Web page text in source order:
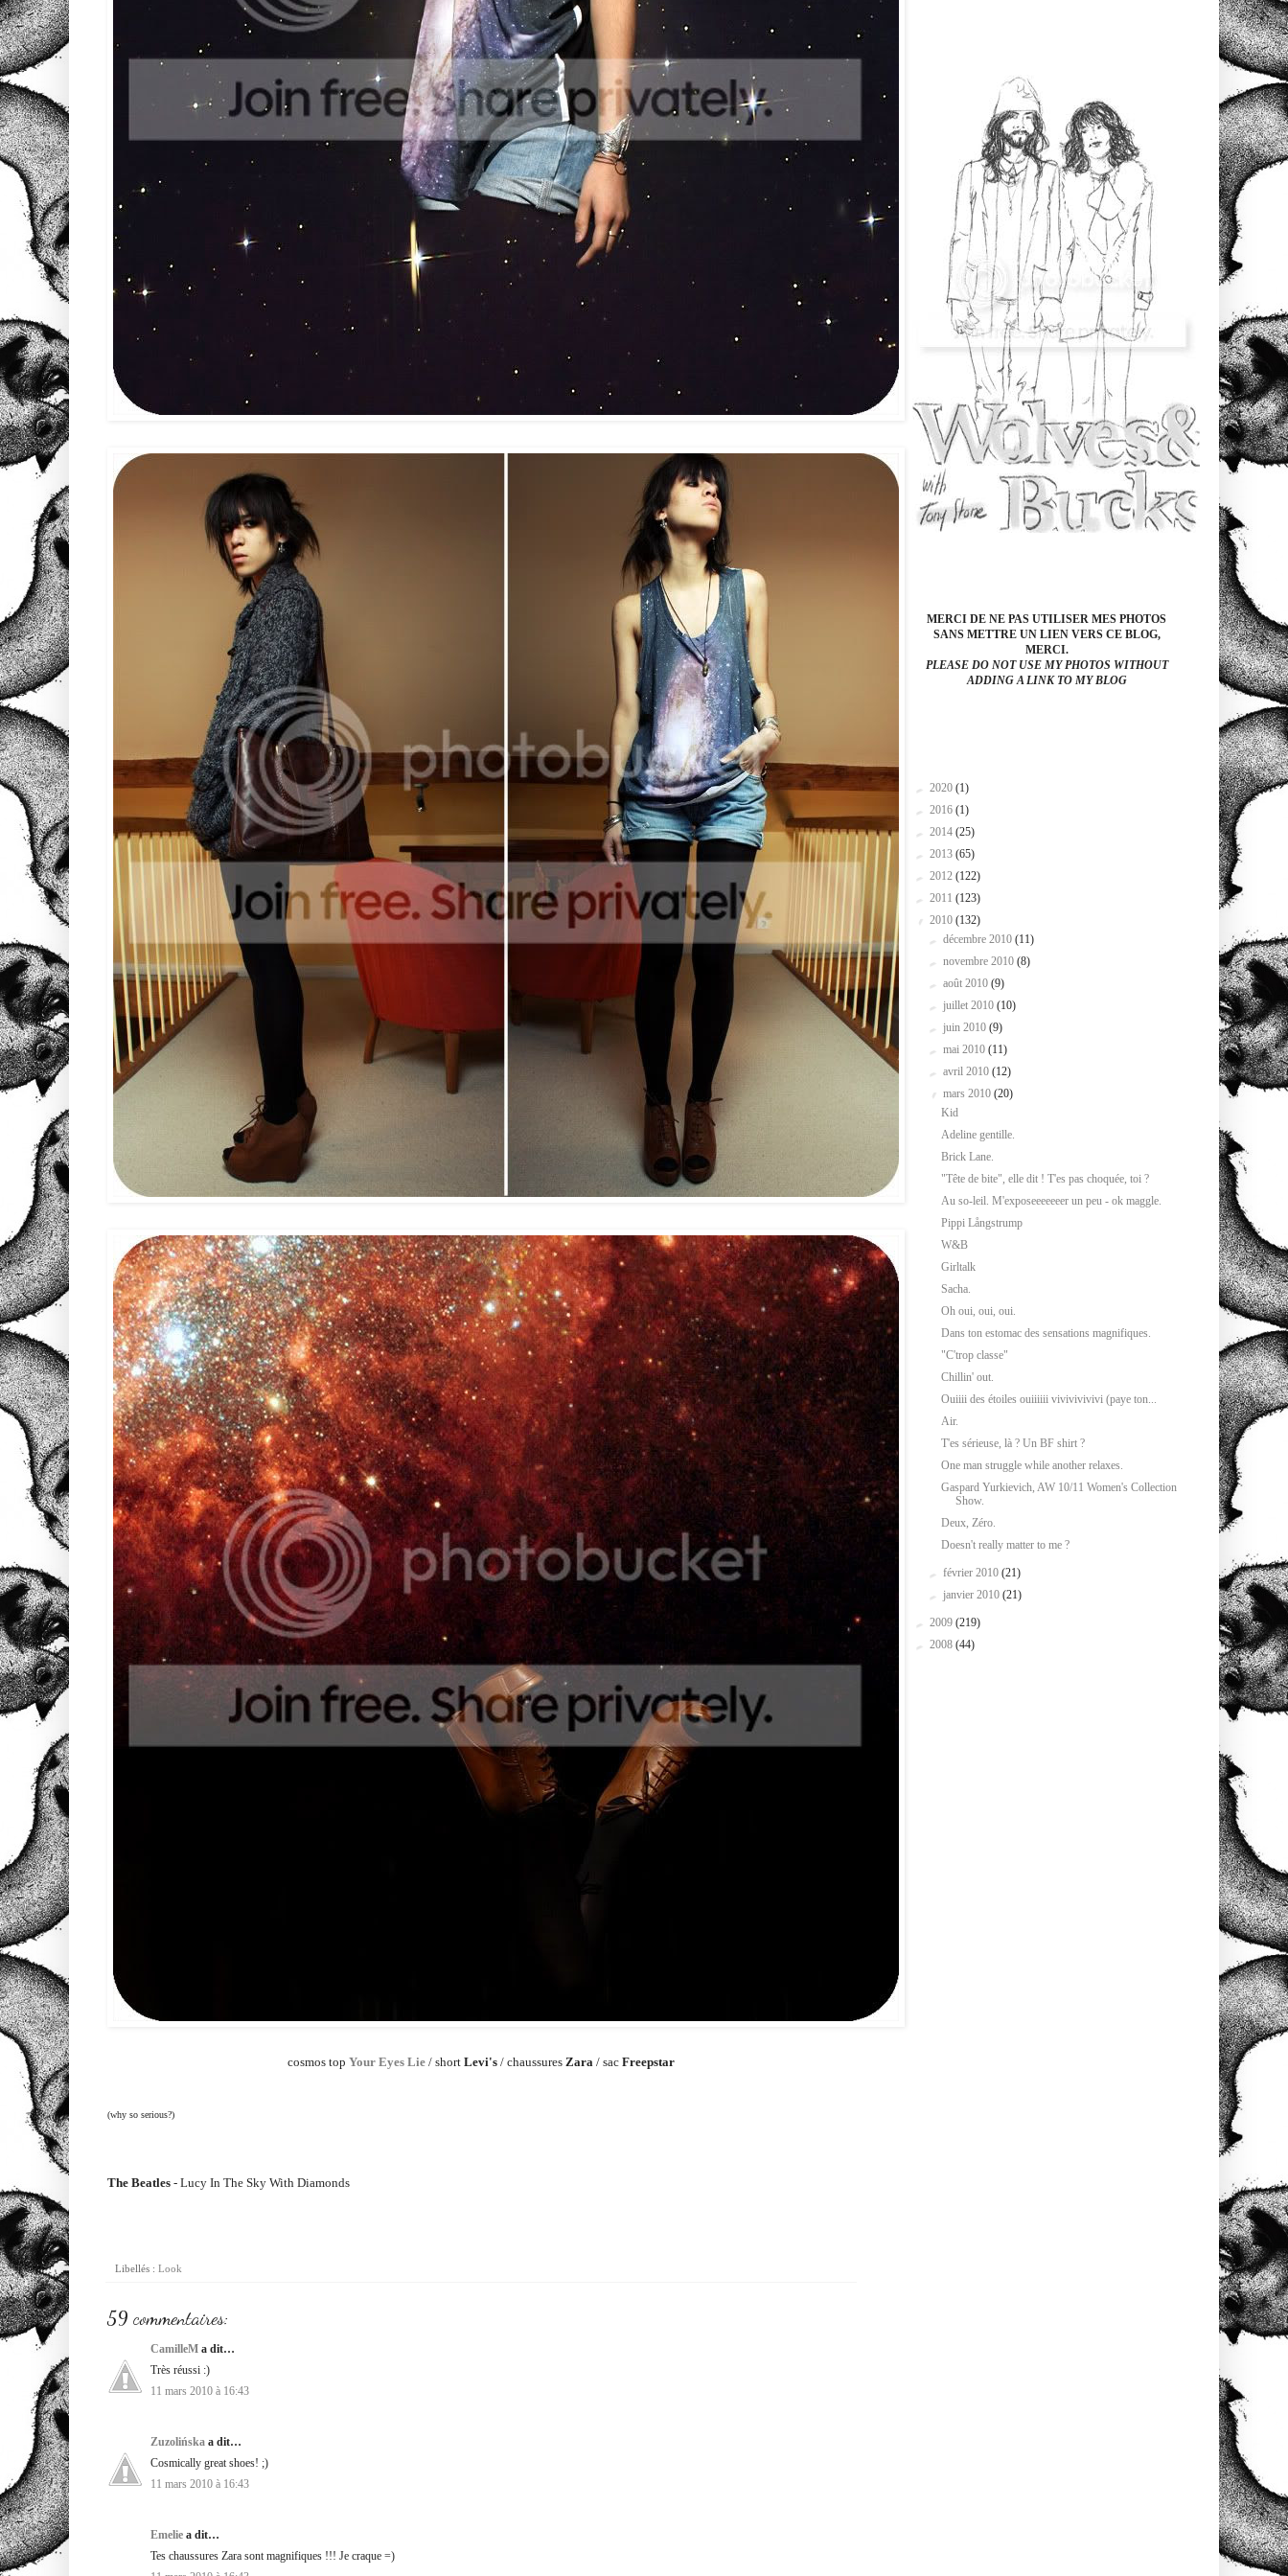
cosmos top Your Eyes Lie / short Levi's / chaussures Zara / sac Freepstar
(why so serious?)
The Beatles - Lucy In The Sky With Diamonds
Libellés : Look
59 commentaires:
CamilleM a dit…
Très réussi :)
11 mars 2010 à 16:43
Zuzolińska a dit…
Cosmically great shoes! ;)
11 mars 2010 à 16:43
Emelie a dit…
Tes chaussures Zara sont magnifiques !!! Je craque =)
MERCI DE NE PAS UTILISER MES PHOTOS
SANS METTRE UN LIEN VERS CE BLOG,
MERCI.
PLEASE DO NOT USE MY PHOTOS WITHOUT
ADDING A LINK TO MY BLOG
► 2020 (1)
► 2016 (1)
► 2014 (25)
► 2013 (65)
► 2012 (122)
► 2011 (123)
▼ 2010 (132)
►décembre 2010(11)
►novembre 2010(8)
►août 2010(9)
►juillet 2010(10)
►juin 2010(9)
►mai 2010(11)
►avril 2010(12)
▼mars 2010(20)
Kid
Adeline gentille.
Brick Lane.
"Tête de bite", elle dit ! T'es pas choquée, toi ?
Au so-leil. M'exposeeeeeeer un peu - ok maggle.
Pippi Långstrump
W&B
Girltalk
Sacha.
Oh oui, oui, oui.
Dans ton estomac des sensations magnifiques.
"C'trop classe"
Chillin' out.
Ouiiii des étoiles ouiiiiii vivivivivivi (paye ton...
Air.
T'es sérieuse, là ? Un BF shirt ?
One man struggle while another relaxes.
Gaspard Yurkievich, AW 10/11 Women's Collection
Show.
Deux, Zéro.
Doesn't really matter to me ?
►février 2010(21)
►janvier 2010(21)
► 2009 (219)
► 2008 (44)